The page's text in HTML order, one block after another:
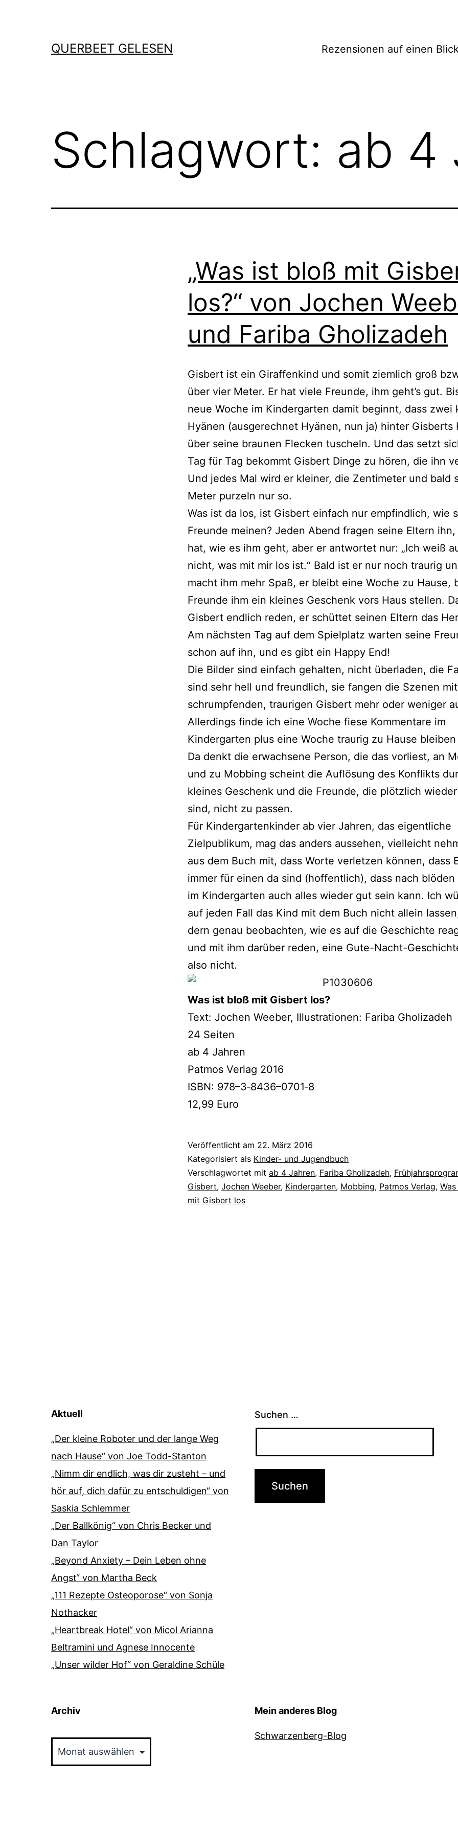
QUERBEET GELESEN Rezensionen auf einen
Schlagwort: ab 4
„Was ist bloß mit
los?“ von Jochen
und Fariba Gholizadeh
Gisbert ist ein Giraffenkind und somit ziem­lich groß
über vier Meter. Er hat vie­le Freunde, ihm geht’s gut.
neue Woche im Kindergarten damit beginnt, dass zwei
Hyänen (aus­ge­rech­net Hyänen, nun ja) hin­ter Gisberts
über sei­ne brau­nen Flecken tuscheln. Und das setzt
Tag für Tag bekommt Gisbert Dinge zu hören, die ihn
Und jedes Mal wird er klei­ner, die Zentimeter und bald
Meter pur­zeln nur so.
Was ist da los, ist Gisbert ein­fach nur emp­find­lich, wie
Freunde mei­nen? Jeden Abend fra­gen sei­ne Eltern ihn,
hat, wie es ihm geht, aber er ant­wor­tet nur: „Ich weiß
nicht, was mit mir los ist.“ Bald ist er nur noch trau­rig
macht ihm mehr Spaß, er bleibt eine Woche zu Hause,
Freunde ihm ein klei­nes Geschenk vors Haus stel­len.
Gisbert end­lich reden, er schüt­tet sei­nen Eltern das
Am nächs­ten Tag auf dem Spielplatz war­ten sei­ne
schon auf ihn, und es gibt ein Happy End!
Die Bilder sind ein­fach gehal­ten, nicht über­la­den, die
sind sehr hell und freund­lich, sie fan­gen die Szenen
schrump­fen­den, trau­ri­gen Gisbert mehr oder weni­ger
Allerdings fin­de ich eine Woche fie­se Kommentare im
Kindergarten plus eine Woche trau­rig zu Hause
Da denkt die erwach­se­ne Person, die das vor­liest, an
und zu Mobbing scheint die Auflösung des Konflikts
klei­nes Geschenk und die Freunde, die plötz­lich
sind, nicht zu passen.
Für Kindergartenkinder ab vier Jahren, das eigent­li­che
Zielpublikum, mag das anders aus­se­hen, viel­leicht
aus dem Buch mit, dass Worte ver­let­zen kön­nen, dass
immer für einen da sind (hof­fent­lich), dass nach blö­den
im Kindergarten auch alles wie­der gut sein kann. Ich
auf jeden Fall das Kind mit dem Buch nicht allein
dern genau beob­ach­ten, wie es auf die Geschichte
und mit ihm dar­über reden, eine Gute-Nacht-
also nicht.
Was ist bloß mit Gisbert los?
Text: Jochen Weeber, Illustrationen: Fariba Gholizadeh
24 Seiten
ab 4 Jahren
Patmos Verlag 2016
ISBN: 978–3‑8436–0701‑8
12,99 Euro
Veröffentlicht am 22. März 2016
Kategorisiert als Kinder- und Jugendbuch
Verschlagwortet mit ab 4 Jahren, Fariba Gholizadeh,
Gisbert, Jochen Weeber, Kindergarten, Mobbing, Patmos Verlag,
mit Gisbert los
Aktuell
„Der kleine Roboter und der lange Weg
nach Hause“ von Joe Todd-Stanton
„Nimm dir endlich, was dir zusteht – und
hör auf, dich dafür zu entschuldigen“ von
Saskia Schlemmer
„Der Ballkönig“ von Chris Becker und
Dan Taylor
„Beyond Anxiety – Dein Leben ohne
Angst“ von Martha Beck
„111 Rezepte Osteoporose“ von Sonja
Nothacker
„Heartbreak Hotel“ von Micol Arianna
Beltramini und Agnese Innocente
„Unser wilder Hof“ von Geraldine Schüle
Suchen …
Archiv Mein anderes Blog
Schwarzenberg-Blog